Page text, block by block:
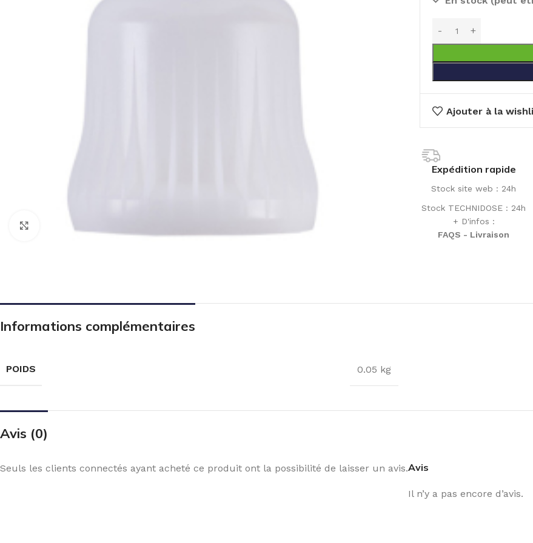
Click to enlarge
Ajouter à la
Expédition rapide
Stock site web : 24h
Stock TECHNIDOSE : 24h
+ D'infos :
FAQS - Livraison
Informations complémentaires
POIDS 0.05 kg
Avis (0)
Avis
Il n’y a pas encore d’avis.
Seuls les clients connectés ayant acheté ce produit ont la possibilité de laisser un avis.